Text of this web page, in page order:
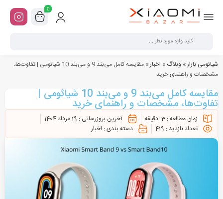
0
شیائومی بازار» وبلاگ » اخبار»
مقایسه کامل می‌بند 9 و می‌بند 10 شیائومی | تفاوت‌ها،
مشخصات و راهنمای خرید
مقایسه کامل می‌بند 9 و می‌بند 10 شیائومی |
تفاوت‌ها، مشخصات و راهنمای خرید
زمان مطالعه : 3 دقیقه آخرین بروزرسانی : 19 مرداد 1404
تعداد بازدید : 419 دسته بندی : اخبار